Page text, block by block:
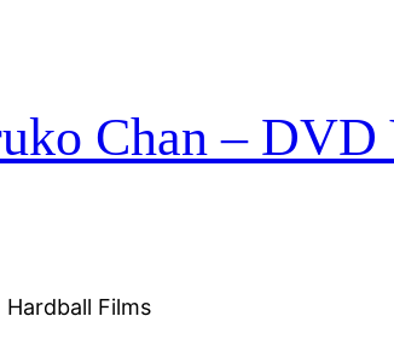
Chan – DVD
Hardball Films